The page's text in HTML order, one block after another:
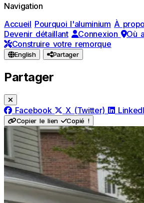
Navigation
Accueil Pourquoi l'aluminium À
Devenir détaillant
Connexion
Où
Construire votre remorque
English Partager
Partager
Facebook X (Twitter)
Copier le lien Copié !